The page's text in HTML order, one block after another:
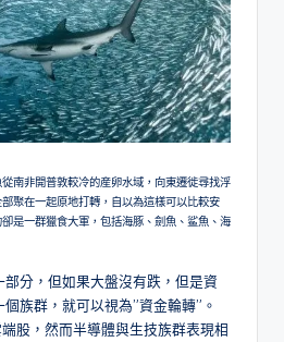
南非開普敦較冷的産卵水域，向東遷徙尋找浮
聚在一起原地打轉，自以為這樣可以比較安
是一群獵食大軍，包括海豚、劍魚、鲨魚、海
分，但如果大盤沒有跌，但是資
族群，就可以視為”資金輪轉”。
股，然而半導體與生技族群表現相